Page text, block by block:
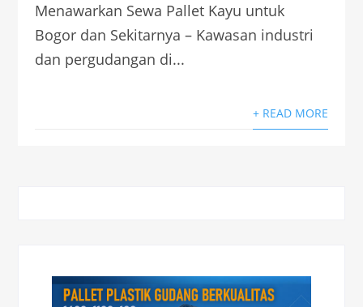
Menawarkan Sewa Pallet Kayu untuk
Bogor dan Sekitarnya – Kawasan industri
dan pergudangan di...
+ READ MORE